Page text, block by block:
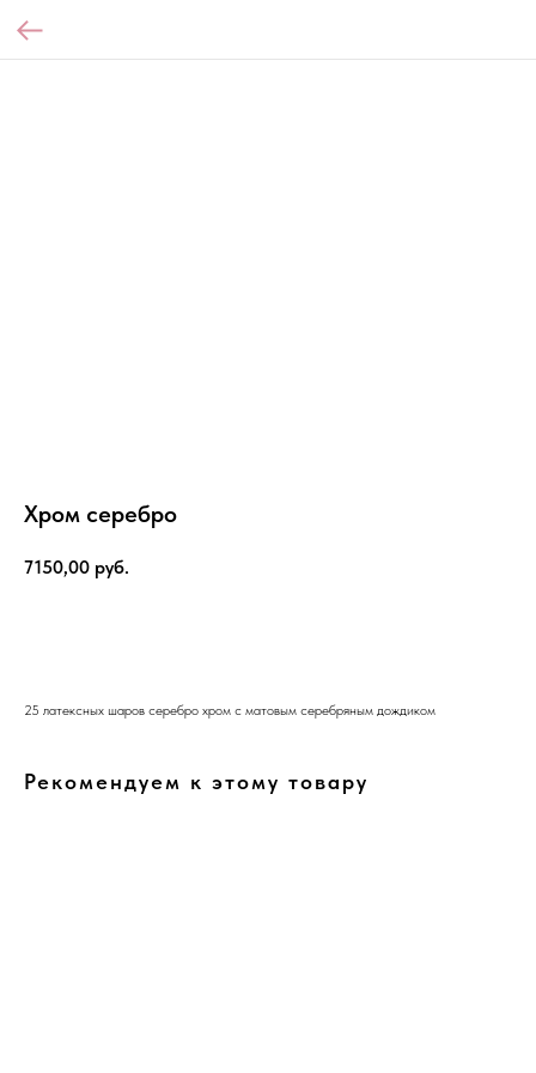
Хром серебро
7150,00 руб.
25 латексных шаров серебро хром с матовым серебряным дождиком
Рекомендуем к этому товару